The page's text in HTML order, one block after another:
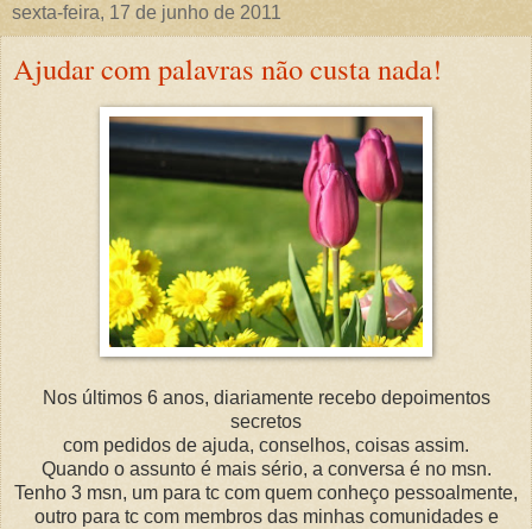
sexta-feira, 17 de junho de 2011
Ajudar com palavras não custa nada!
Nos últimos 6 anos, diariamente recebo depoimentos
secretos
com pedidos de ajuda, conselhos, coisas assim.
Quando o assunto é mais sério, a conversa é no msn.
Tenho 3 msn, um para tc com quem conheço pessoalmente,
outro para tc com membros das minhas comunidades e